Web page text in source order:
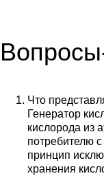
Что
Генератор
кислорода из
потребителю
принцип
хранения